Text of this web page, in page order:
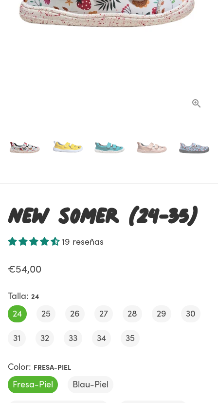
new somer (24-35)
19 reseñas
€54,00
Talla: 24
24 25 26 27 28 29 30
31 32 33 34 35
Color: FRESA-PIEL
Fresa-Piel Blau-Piel